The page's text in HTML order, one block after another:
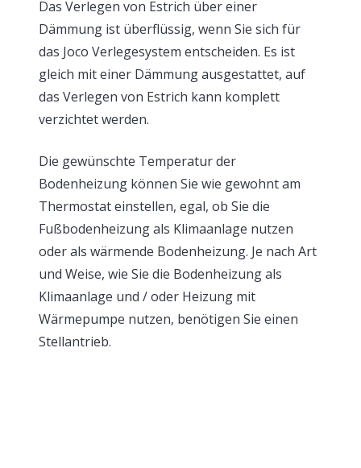
Das Verlegen von Estrich über einer
Dämmung ist überflüssig, wenn Sie sich für
das Joco Verlegesystem entscheiden. Es ist
gleich mit einer Dämmung ausgestattet, auf
das Verlegen von Estrich kann komplett
verzichtet werden.
Die gewünschte Temperatur der
Bodenheizung können Sie wie gewohnt am
Thermostat einstellen, egal, ob Sie die
Fußbodenheizung als Klimaanlage nutzen
oder als wärmende Bodenheizung. Je nach Art
und Weise, wie Sie die Bodenheizung als
Klimaanlage und / oder Heizung mit
Wärmepumpe nutzen, benötigen Sie einen
Stellantrieb.